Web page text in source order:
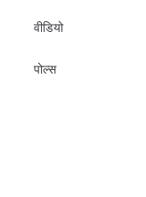
वीडियो
पोल्स